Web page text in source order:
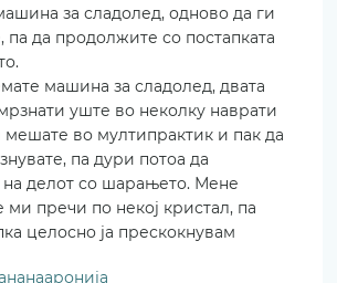
за сладолед, одново да ги
да продолжите со постапката
машина за сладолед, двата
уште во неколку наврати
мешате во мултипрактик и пак да
па дури потоа да
делот со шарањето. Мене
ми пречи по некој кристал, па
целосно ја прескокнувам
аронија